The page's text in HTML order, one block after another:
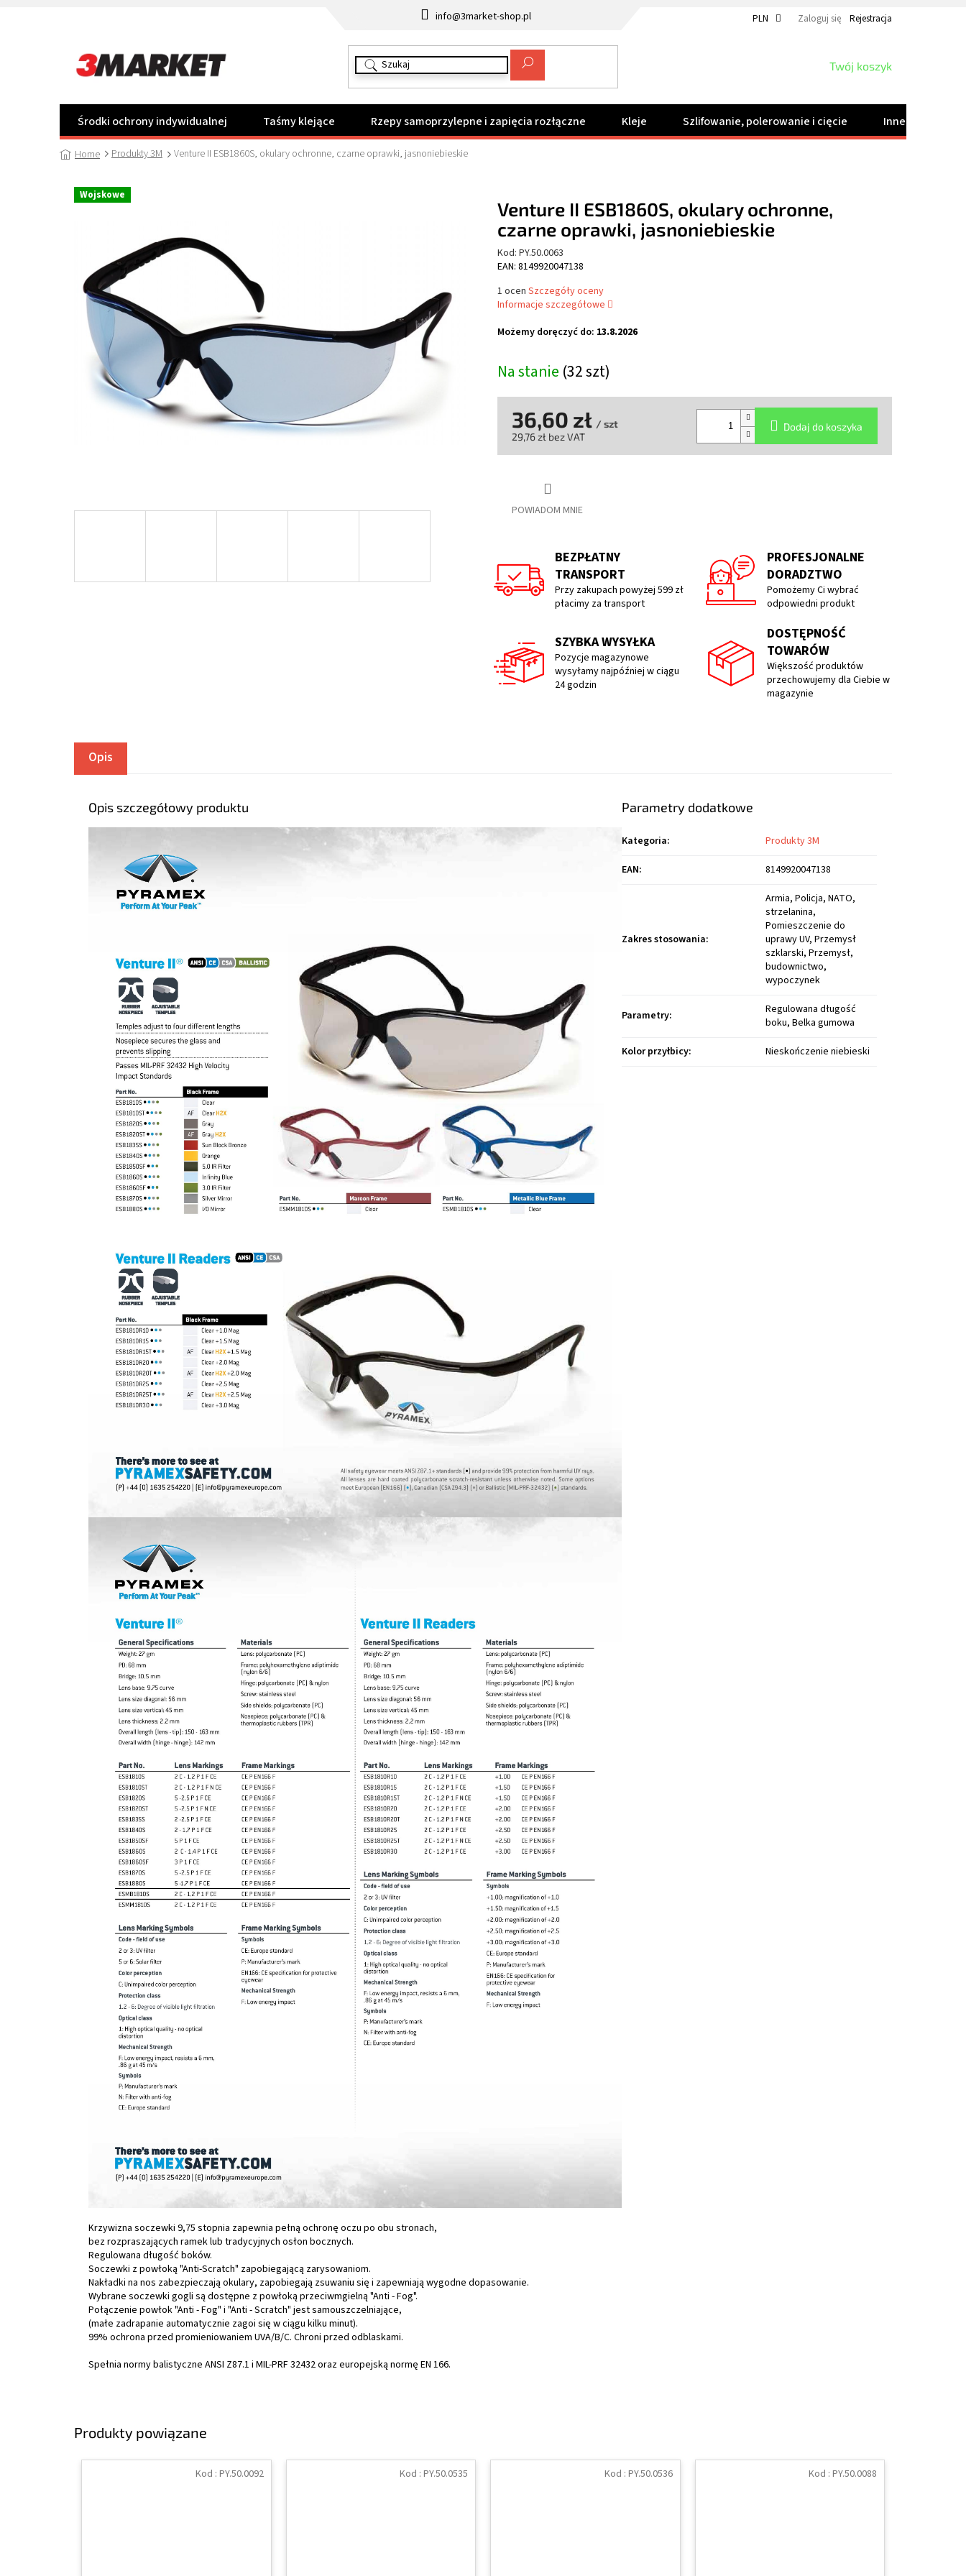
info@3market-shop.pl PLN Zaloguj się Rejestracja
KOSZYK
Twój koszyk
Środki ochrony indywidualnej Taśmy klejące Rzepy samoprzylepne i zapięcia rozłączne Kleje Szlifowanie, polerowanie i cięcie Inne produkty
Home Produkty 3M Venture II ESB1860S, okulary ochronne, czarne oprawki, jasnoniebieskie
Wojskowe
Na stanie (32 szt)
Możemy doręczyć do: 13.8.2026
Informacje szczegółowe
POWIADOM MNIE
36,60 zł / szt
29,76 zł bez VAT
Dodaj do koszyka
Venture II ESB1860S, okulary ochronne,
czarne oprawki, jasnoniebieskie
Kod: PY.50.0063
EAN: 8149920047138
Średnia
ocena
wynosi
5
1 ocen Szczegóły oceny
BEZPŁATNY
TRANSPORT
Przy zakupach powyżej 599 zł
płacimy za transport
PROFESJONALNE
DORADZTWO
Pomożemy Ci wybrać
odpowiedni produkt
SZYBKA WYSYŁKA
Pozycje magazynowe
wysyłamy najpóźniej w ciągu
24 godzin
DOSTĘPNOŚĆ
TOWARÓW
Większość produktów
przechowujemy dla Ciebie w
magazynie
Produkty powiązane
Kod : PY.50.0092 Kod : PY.50.0535 Kod : PY.50.0536 Kod : PY.50.0088
Opis
Opis szczegółowy produktu
Krzywizna soczewki 9,75 stopnia zapewnia pełną ochronę oczu po obu stronach,
bez rozpraszających ramek lub tradycyjnych osłon bocznych.
Regulowana długość boków.
Soczewki z powłoką "Anti-Scratch" zapobiegającą zarysowaniom.
Nakładki na nos zabezpieczają okulary, zapobiegają zsuwaniu się i zapewniają wygodne dopasowanie.
Wybrane soczewki gogli są dostępne z powłoką przeciwmgielną "Anti - Fog".
Połączenie powłok "Anti - Fog" i "Anti - Scratch" jest samouszczelniające,
(małe zadrapanie automatycznie zagoi się w ciągu kilku minut).
99% ochrona przed promieniowaniem UVA/B/C. Chroni przed odblaskami.
Spełnia normy balistyczne ANSI Z87.1 i MIL-PRF 32432 oraz europejską normę EN 166.
Parametry dodatkowe
Kategoria:
Produkty 3M
EAN: 8149920047138
Zakres stosowania:
Armia, Policja, NATO,
strzelanina,
Pomieszczenie do
uprawy UV, Przemysł
szklarski, Przemysł,
budownictwo,
wypoczynek
Parametry:
Regulowana długość
boku, Belka gumowa
Kolor przyłbicy: Nieskończenie niebieski